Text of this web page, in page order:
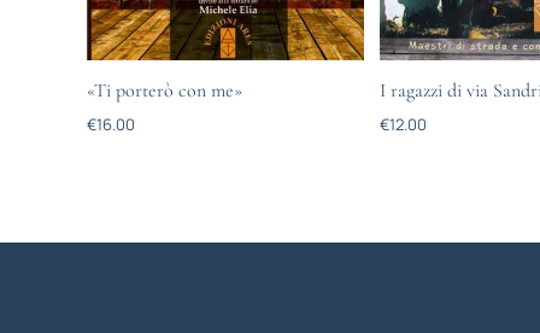
«Ti porterò con me»
€16.00
I ragazzi di via
€12.00